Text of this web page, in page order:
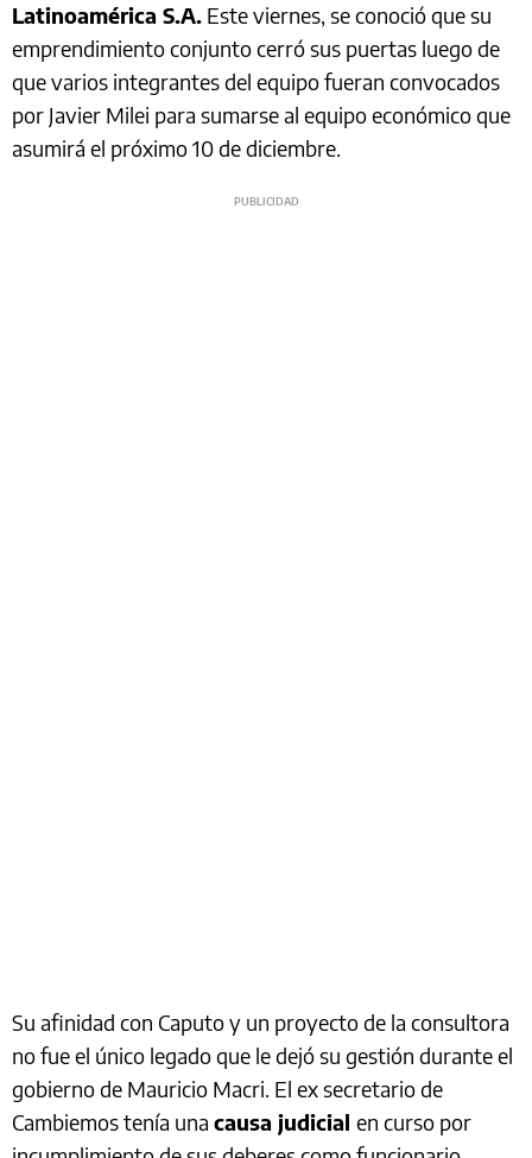
Latinoamérica S.A. Este viernes, se conoció que su
emprendimiento conjunto cerró sus puertas luego de
que varios integrantes del equipo fueran convocados
por Javier Milei para sumarse al equipo económico que
asumirá el próximo 10 de diciembre.
Su afinidad con Caputo y un proyecto de la consultora
no fue el único legado que le dejó su gestión durante el
gobierno de Mauricio Macri. El ex secretario de
Cambiemos tenía una causa judicial en curso por